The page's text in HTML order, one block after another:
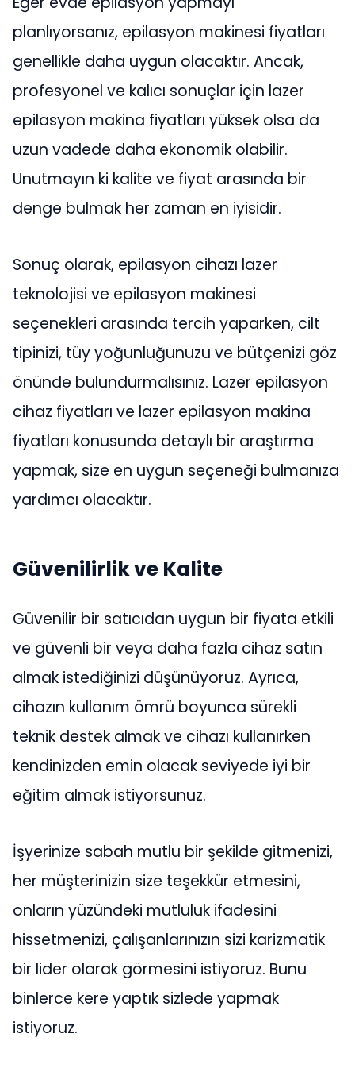
planlıyorsanız, epilasyon makinesi fiyatları
genellikle daha uygun olacaktır. Ancak,
profesyonel ve kalıcı sonuçlar için lazer
epilasyon makina fiyatları yüksek olsa da
uzun vadede daha ekonomik olabilir.
Unutmayın ki kalite ve fiyat arasında bir
denge bulmak her zaman en iyisidir.
Sonuç olarak, epilasyon cihazı lazer
teknolojisi ve epilasyon makinesi
seçenekleri arasında tercih yaparken, cilt
tipinizi, tüy yoğunluğunuzu ve bütçenizi göz
önünde bulundurmalısınız. Lazer epilasyon
cihaz fiyatları ve lazer epilasyon makina
fiyatları konusunda detaylı bir araştırma
yapmak, size en uygun seçeneği bulmanıza
yardımcı olacaktır.
Güvenilirlik ve Kalite
Güvenilir bir satıcıdan uygun bir fiyata etkili
ve güvenli bir veya daha fazla cihaz satın
almak istediğinizi düşünüyoruz. Ayrıca,
cihazın kullanım ömrü boyunca sürekli
teknik destek almak ve cihazı kullanırken
kendinizden emin olacak seviyede iyi bir
eğitim almak istiyorsunuz.
İşyerinize sabah mutlu bir şekilde gitmenizi,
her müşterinizin size teşekkür etmesini,
onların yüzündeki mutluluk ifadesini
hissetmenizi, çalışanlarınızın sizi karizmatik
bir lider olarak görmesini istiyoruz. Bunu
binlerce kere yaptık sizlede yapmak
istiyoruz.